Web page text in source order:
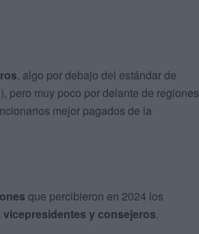
, algo por debajo del estándar de
pero muy poco por delante de regiones
mejor pagados de la
que percibieron en 2024 los
vicepresidentes y consejeros.